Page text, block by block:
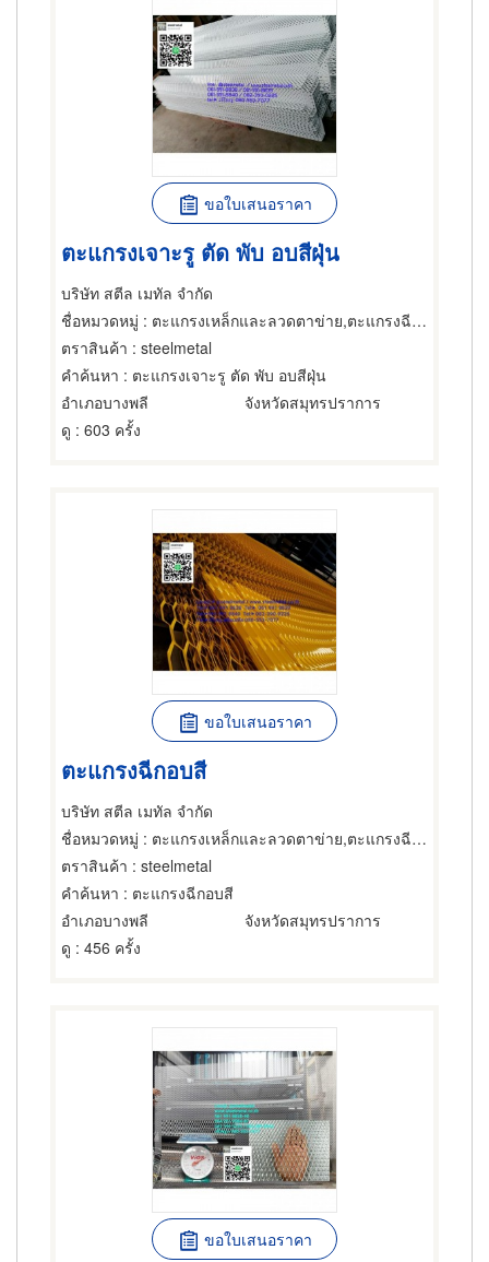
ขอใบเสนอราคา
ตะแกรงเจาะรู ตัด พับ อบสีฝุ่น
บริษัท สตีล เมทัล จำกัด
ชื่อหมวดหมู่ : ตะแกรงเหล็กและลวดตาข่าย,ตะแกรงฉีกหรือตะแกรงยืด,ตะแกรงเหล็กและลวดตาข่าย
ตราสินค้า : steelmetal
คำค้นหา : ตะแกรงเจาะรู ตัด พับ อบสีฝุ่น
อำเภอบางพลี
จังหวัดสมุทรปราการ
ดู : 603 ครั้ง
ขอใบเสนอราคา
ตะแกรงฉีกอบสี
บริษัท สตีล เมทัล จำกัด
ชื่อหมวดหมู่ : ตะแกรงเหล็กและลวดตาข่าย,ตะแกรงฉีกหรือตะแกรงยืด,ตะแกรงเหล็กและลวดตาข่าย
ตราสินค้า : steelmetal
คำค้นหา : ตะแกรงฉีกอบสี
อำเภอบางพลี
จังหวัดสมุทรปราการ
ดู : 456 ครั้ง
ขอใบเสนอราคา